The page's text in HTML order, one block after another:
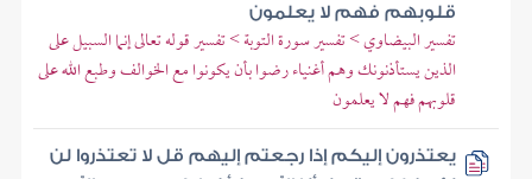
قلوبهم فهم لا يعلمون
تفسير البيضاوي > تفسير سورة التوبة > تفسير قوله تعالى إنما السبيل على
الذين يستأذنونك وهم أغنياء رضوا بأن يكونوا مع الخوالف وطبع الله على
قلوبهم فهم لا يعلمون
يعتذرون إليكم إذا رجعتم إليهم قل لا تعتذروا لن